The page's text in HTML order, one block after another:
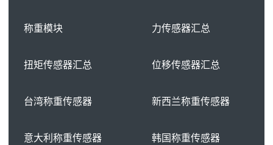
称重模块 力传感器汇总
扭矩传感器汇总 位移传感器汇总
台湾称重传感器 新西兰称重传感器
意大利称重传感器 韩国称重传感器